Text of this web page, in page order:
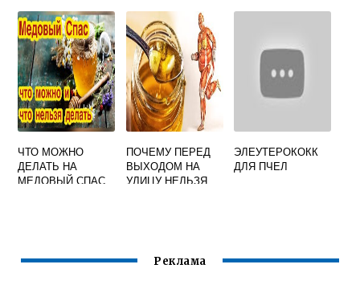
ЧТО МОЖНО
ДЕЛАТЬ НА
МЕДОВЫЙ СПАС
ПОЧЕМУ ПЕРЕД
ВЫХОДОМ НА
УЛИЦУ НЕЛЬЗЯ
ЭЛЕУТЕРОКОКК
ДЛЯ ПЧЕЛ
Реклама